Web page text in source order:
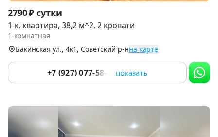
Item
1
of
9
2790 ₽ сутки
1-к. квартира, 38,2 м^2, 2 кровати
1-комнатная
Бакинская ул., 4к1, Советский р-нна карте
+7 (927) 077-58-77 показать